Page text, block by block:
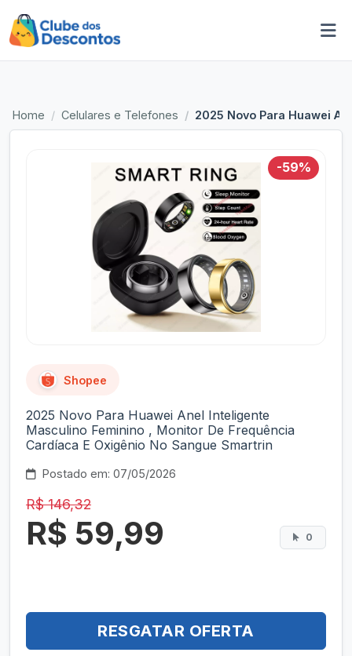
Home Celulares e Telefones 2025 Novo Para Huawei
-59%
Shopee
2025 Novo Para Huawei Anel Inteligente
Masculino Feminino , Monitor De Frequência
Cardíaca E Oxigênio No Sangue Smartrin
Postado em: 07/05/2026
R$ 146,32
R$ 59,99 0
RESGATAR OFERTA